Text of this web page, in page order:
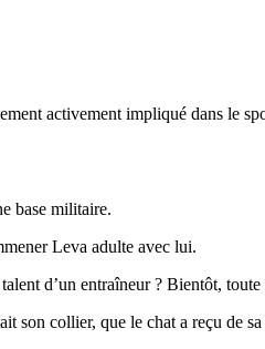
activement impliqué dans le
base militaire.
Leva adulte avec lui.
d’un entraîneur ? Bientôt,
son collier, que le chat a reçu de